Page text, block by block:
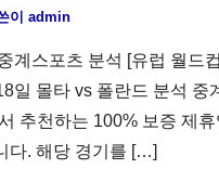
이 admin
계스포츠 분석 [유럽 월드
일 몰타 vs 폴란드 분석 중
추천하는 100% 보증 제
다. 해당 경기를 […]